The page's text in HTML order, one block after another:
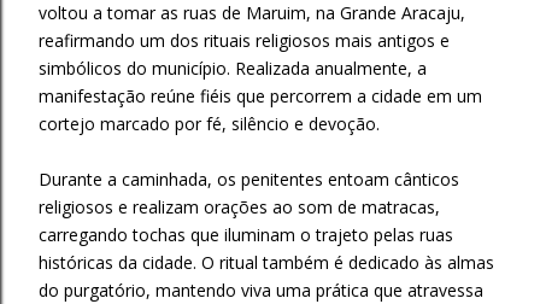
voltou a tomar as ruas de Maruim, na Grande Aracaju,
reafirmando um dos rituais religiosos mais antigos e
simbólicos do município. Realizada anualmente, a
manifestação reúne fiéis que percorrem a cidade em um
cortejo marcado por fé, silêncio e devoção.
Durante a caminhada, os penitentes entoam cânticos
religiosos e realizam orações ao som de matracas,
carregando tochas que iluminam o trajeto pelas ruas
históricas da cidade. O ritual também é dedicado às almas
do purgatório, mantendo viva uma prática que atravessa